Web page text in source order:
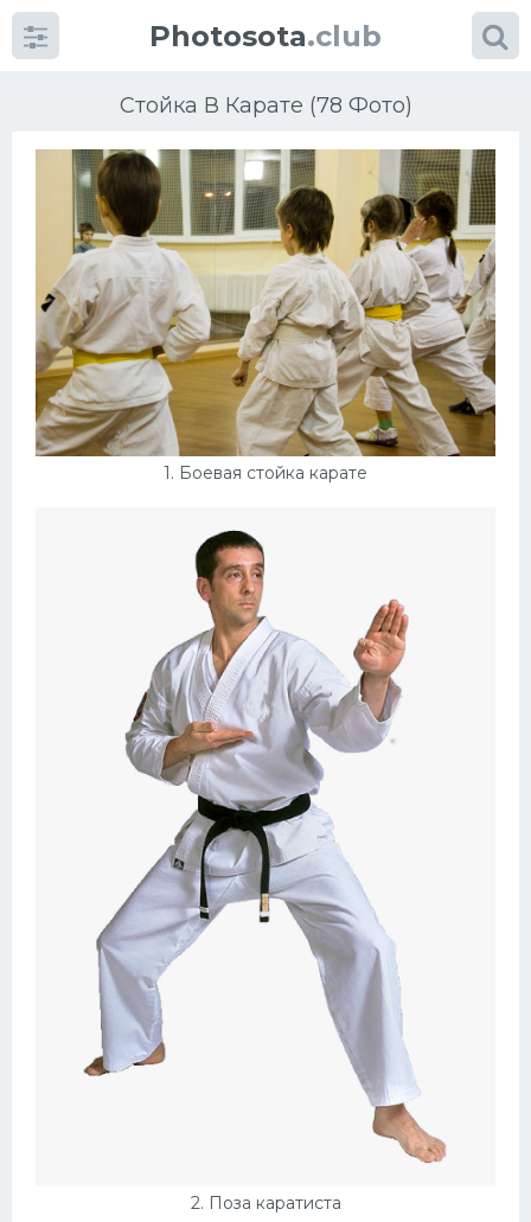
Photosota.club
Стойка В Карате (78 Фото)
1. Боевая стойка карате
2. Поза каратиста
Категории Фото
Много картинок...
Футбол
Баскетбол
Конькобежный спорт
Интерьеры квартир